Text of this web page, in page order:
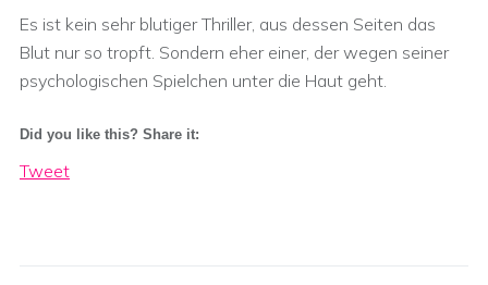
Es ist kein sehr blutiger Thriller, aus dessen Seiten das
Blut nur so tropft. Sondern eher einer, der wegen seiner
psychologischen Spielchen unter die Haut geht.
Did you like this? Share it:
Tweet